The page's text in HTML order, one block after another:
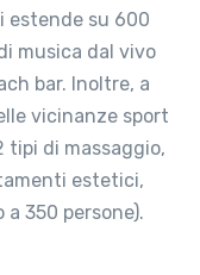
estende su 600
musica dal vivo
bar. Inoltre, a
vicinanze sport
tipi di massaggio,
estetici,
350 persone).